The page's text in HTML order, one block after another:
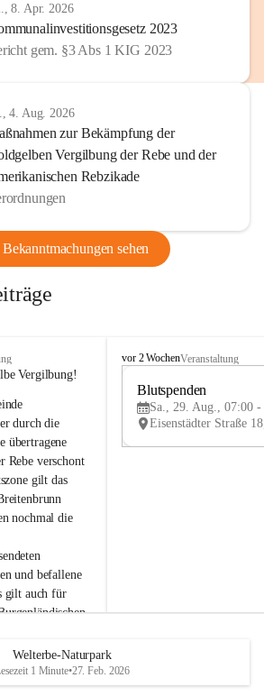
8. Apr. 2026
2023
gem. §3 Abs 1 KIG 2023
4. Aug. 2026
zur Bekämpfung der
Vergilbung der Rebe und der
Rebzikade
sehen
Vergilbung!
durch die
übertragene
Rebe verschont
gilt das
nochmal die
und befallene
gilt auch für
gepflegte oder
roden! Bitte
unsere Winzer
B
e
u
e
d
vor 2 WochenVeranstaltung
Blutspenden
Sa., 29. Aug., 07:00 -
Welterbe-Naturpark
1 Minute•27. Feb. 2026